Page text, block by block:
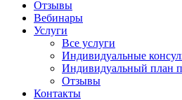
Отзывы
Вебинары
Услуги
Все услуги
Индивидуальные
Индивидуальный план
Отзывы
Контакты